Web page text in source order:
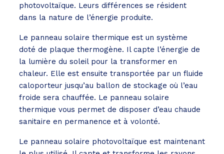
photovoltaïque. Leurs différences se résident
dans la nature de l’énergie produite.
Le panneau solaire thermique est un système
doté de plaque thermogène. Il capte l’énergie de
la lumière du soleil pour la transformer en
chaleur. Elle est ensuite transportée par un fluide
caloporteur jusqu’au ballon de stockage où l’eau
froide sera chauffée. Le panneau solaire
thermique vous permet de disposer d’eau chaude
sanitaire en permanence et à volonté.
Le panneau solaire photovoltaïque est maintenant